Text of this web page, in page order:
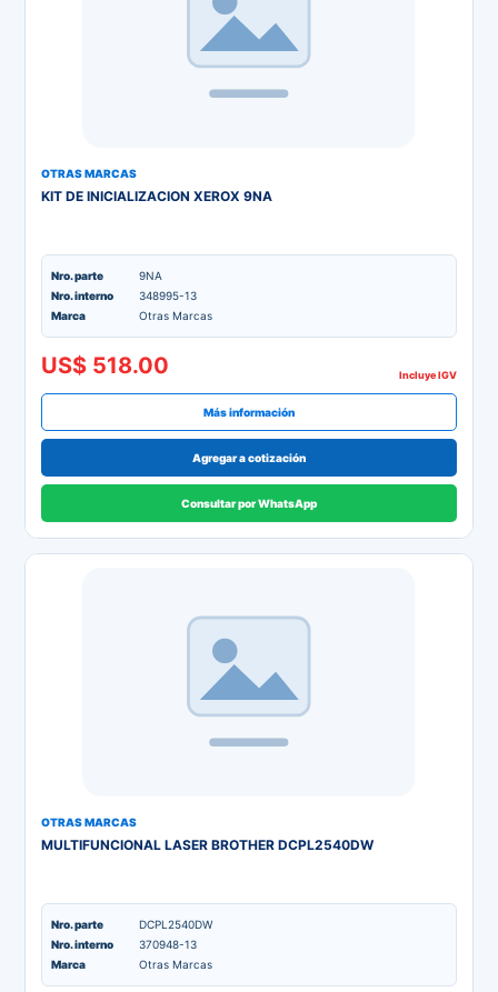
OTRAS MARCAS
KIT DE INICIALIZACION XEROX 9NA
Nro. parte
9NA
Nro. interno
348995-13
Marca
Otras Marcas
US$ 518.00 Incluye IGV
Más información
Agregar a cotización
Consultar por WhatsApp
OTRAS MARCAS
MULTIFUNCIONAL LASER BROTHER DCPL2540DW
Nro. parte
DCPL2540DW
Nro. interno
370948-13
Marca
Otras Marcas